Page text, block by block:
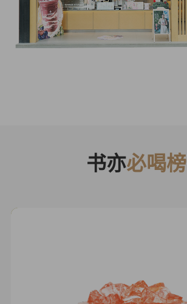
书亦必喝榜